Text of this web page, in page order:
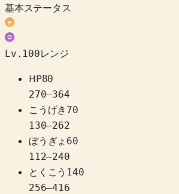
基本ステータス
Lv.100レンジ
HP80
270–364
こうげき 70
130–262
ぼうぎょ 60
112–240
とくこう 140
256–416